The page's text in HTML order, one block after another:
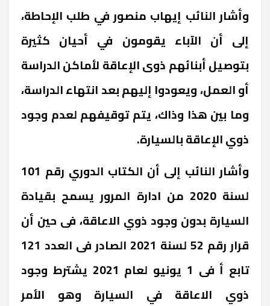
وأشار النائب إيهاب منصور في طلب الإحاطة،
إلى أن الآباء يقومون في أحيان كثيرة
بتوصيل أبنائهم ذوى الإعاقة لأماكن الدراسة
أو العمل، ويعودوا إليهم بعد انتهاء الدراسة،
وما بين هذا وذاك، يتم توقيفهم لعدم وجود
ذوي الإعاقة بالسيارة.
وأشار النائب إلى أن الكتاب الدوري رقم 101
لسنة 2020 من ادارة المرور يسمح بقيادة
السيارة بدون وجود ذوي الاعاقة، فى حين أن
قرار رقم 52 لسنة 2021 الصادر فى العدد 121
تابع أ فى 1 يونيو لعام 2021 يشترط وجود
ذوي الاعاقة في السيارة وهو الأمر